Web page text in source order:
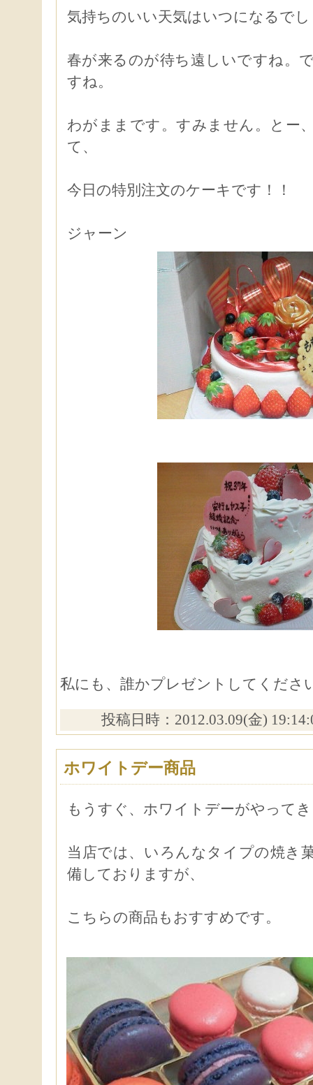
気持ちのいい天気はいつになるで
春が来るのが待ち遠しいですね。
すね。
わがままです。すみません。とー
て、
今日の特別注文のケーキです！！
ジャーン
私にも、誰かプレゼントしてくださ
投稿日時：2012.03.09(金)
ホワイトデー商品
もうすぐ、ホワイトデーがやって
当店では、いろんなタイプの焼き
備しておりますが、
こちらの商品もおすすめです。